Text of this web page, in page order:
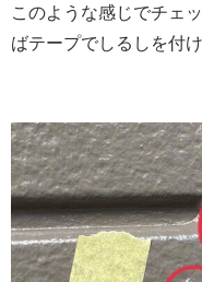
このような感じでチェ
ばテープでしるしを付